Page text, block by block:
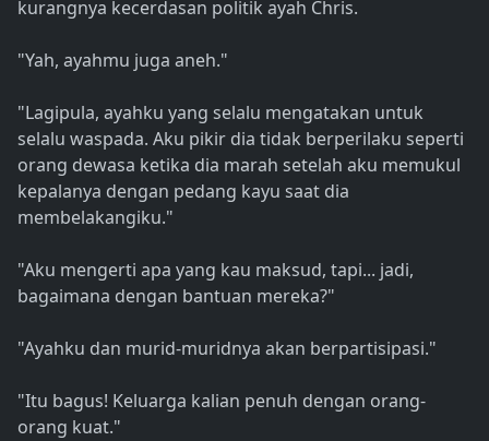
kurangnya kecerdasan politik ayah Chris.
"Yah, ayahmu juga aneh."
"Lagipula, ayahku yang selalu mengatakan untuk
selalu waspada. Aku pikir dia tidak berperilaku seperti
orang dewasa ketika dia marah setelah aku memukul
kepalanya dengan pedang kayu saat dia
membelakangiku."
"Aku mengerti apa yang kau maksud, tapi... jadi,
bagaimana dengan bantuan mereka?"
"Ayahku dan murid-muridnya akan berpartisipasi."
"Itu bagus! Keluarga kalian penuh dengan orang-
orang kuat."